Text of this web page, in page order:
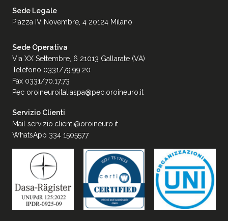
Sede Legale
Piazza IV Novembre, 4 20124 Milano
Sede Operativa
Via XX Settembre, 6 21013 Gallarate (VA)
Telefono 0331/79.99.20
Fax 0331/70.17.73
Pec oroineuroitaliaspa@pec.oroineuro.it
Servizio Clienti
Mail servizio.clienti@oroineuro.it
WhatsApp 334 1505577